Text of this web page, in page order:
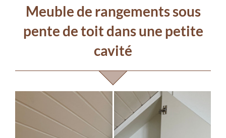
Meuble de rangements sous
pente de toit dans une petite
cavité